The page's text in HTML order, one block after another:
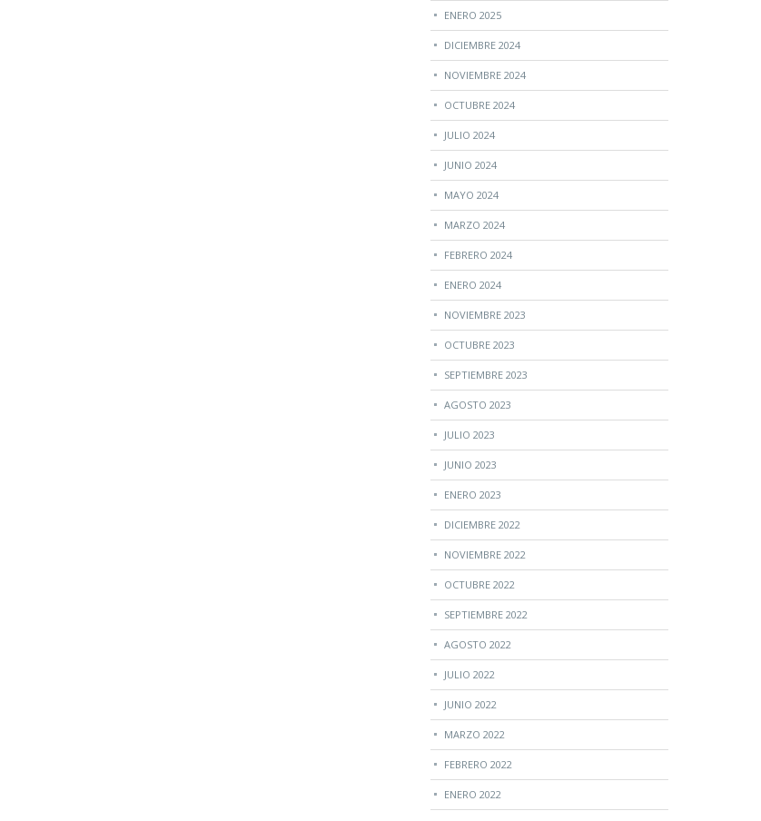
ENERO 2025
DICIEMBRE 2024
NOVIEMBRE 2024
OCTUBRE 2024
JULIO 2024
JUNIO 2024
MAYO 2024
MARZO 2024
FEBRERO 2024
ENERO 2024
NOVIEMBRE 2023
OCTUBRE 2023
SEPTIEMBRE 2023
AGOSTO 2023
JULIO 2023
JUNIO 2023
ENERO 2023
DICIEMBRE 2022
NOVIEMBRE 2022
OCTUBRE 2022
SEPTIEMBRE 2022
AGOSTO 2022
JULIO 2022
JUNIO 2022
MARZO 2022
FEBRERO 2022
ENERO 2022